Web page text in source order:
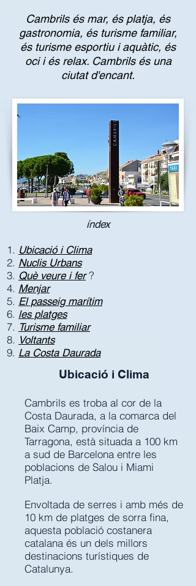
Cambrils és mar, és platja, és
gastronomia, és turisme familiar,
és turisme esportiu i aquàtic, és
oci i és relax. Cambrils és una
ciutat d'encant.
índex
Ubicació i Clima
Nuclis Urbans
Què veure i fer?
Menjar
El passeig marítim
les platges
Turisme familiar
Voltants
La Costa Daurada
Ubicació i Clima
Cambrils es troba al cor de la
Costa Daurada, a la comarca del
Baix Camp, província de
Tarragona, està situada a 100 km
a sud de Barcelona entre les
poblacions de Salou i Miami
Platja.
Envoltada de serres i amb més de
10 km de platges de sorra fina,
aquesta població costanera
catalana és un dels millors
destinacions turístiques de
Catalunya.